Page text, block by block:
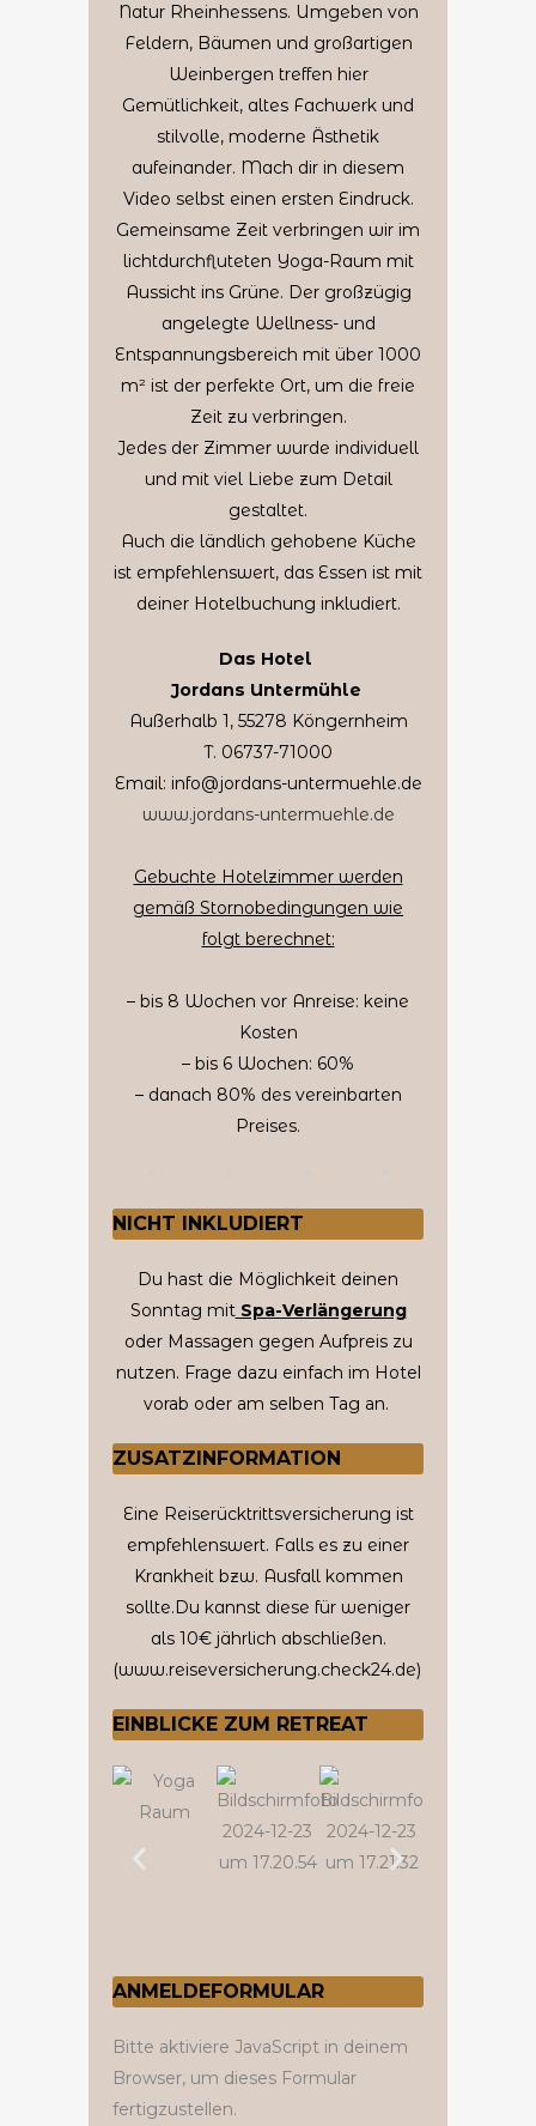
Natur Rheinhessens. Umgeben von
Feldern, Bäumen und großartigen
Weinbergen treffen hier
Gemütlichkeit, altes Fachwerk und
stilvolle, moderne Ästhetik
aufeinander. Mach dir in diesem
Video selbst einen ersten Eindruck.
Gemeinsame Zeit verbringen wir im
lichtdurchfluteten Yoga-Raum mit
Aussicht ins Grüne. Der großzügig
angelegte Wellness- und
Entspannungsbereich mit über 1000
m² ist der perfekte Ort, um die freie
Zeit zu verbringen.
Jedes der Zimmer wurde individuell
und mit viel Liebe zum Detail
gestaltet.
Auch die ländlich gehobene Küche
ist empfehlenswert, das Essen ist mit
deiner Hotelbuchung inkludiert.
Das Hotel
Jordans Untermühle
Außerhalb 1, 55278 Köngernheim
T. 06737-71000
Email: info@jordans-untermuehle.de
www.jordans-untermuehle.de
Gebuchte Hotelzimmer werden
gemäß Stornobedingungen wie
folgt berechnet:
– bis 8 Wochen vor Anreise: keine
Kosten
– bis 6 Wochen: 60%
– danach 80% des vereinbarten
Preises.
NICHT INKLUDIERT
Du hast die Möglichkeit deinen
Sonntag mitSpa-Verlängerung
oder Massagen gegen Aufpreis zu
nutzen. Frage dazu einfach im Hotel
vorab oder am selben Tag an.
ZUSATZINFORMATION
Eine Reiserücktrittsversicherung ist
empfehlenswert. Falls es zu einer
Krankheit bzw. Ausfall kommen
sollte.Du kannst diese für weniger
als 10€ jährlich abschließen.
(www.reiseversicherung.check24.de)
EINBLICKE ZUM RETREAT
ANMELDEFORMULAR
Bitte aktiviere JavaScript in deinem
Browser, um dieses Formular
fertigzustellen.